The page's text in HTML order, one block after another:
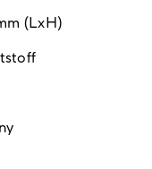
(LxH)